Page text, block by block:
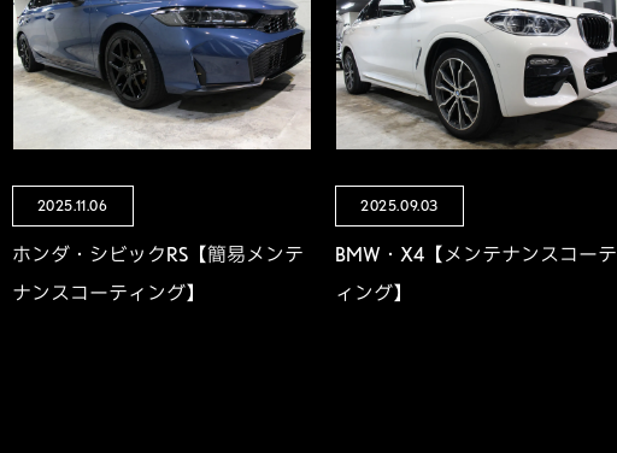
2025.11.06
ホンダ・シビックRS【簡易メンテ
ナンスコーティング】
2025.09.03
BMW・X4【メンテナンスコーテ
ィング】